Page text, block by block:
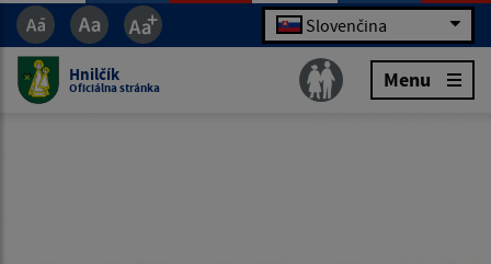
Slovenčina
Hnilčík
Oficiálna stránka Menu